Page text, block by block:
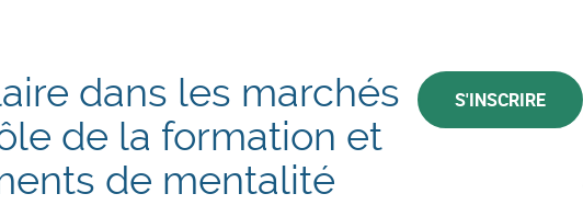
dans les marchés
de la formation et
de mentalité
S'INSCRIRE